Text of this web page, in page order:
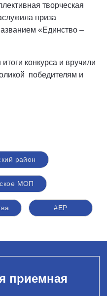
творческая
приза
«Единство –
конкурса и вручили
победителям и
район
МОП
#ЕР
приемная